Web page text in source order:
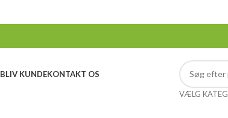
BLIV KUNDEKONTAKT OS
VÆLG